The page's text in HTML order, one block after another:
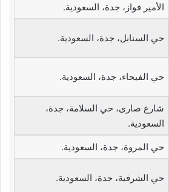
الأمير فواز، جدة، السعودية.
حي السنابل، جدة، السعودية.
حي الفيحاء، جدة، السعودية.
شارع صارى، حي السلامة، جدة،
السعودية.
حي المروة، جدة، السعودية.
حي الشرفية، جدة، السعودية.